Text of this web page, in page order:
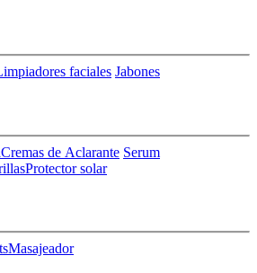
faciales Jabones
Cremas de Aclarante Serum
Protector solar
Masajeador